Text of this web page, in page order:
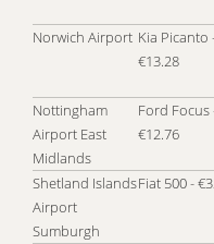
Norwich Airport Kia Picanto
€13.28
Nottingham
Airport East
Midlands
Ford Focus
€12.76
Shetland Islands
Airport
Sumburgh
Fiat 500 -